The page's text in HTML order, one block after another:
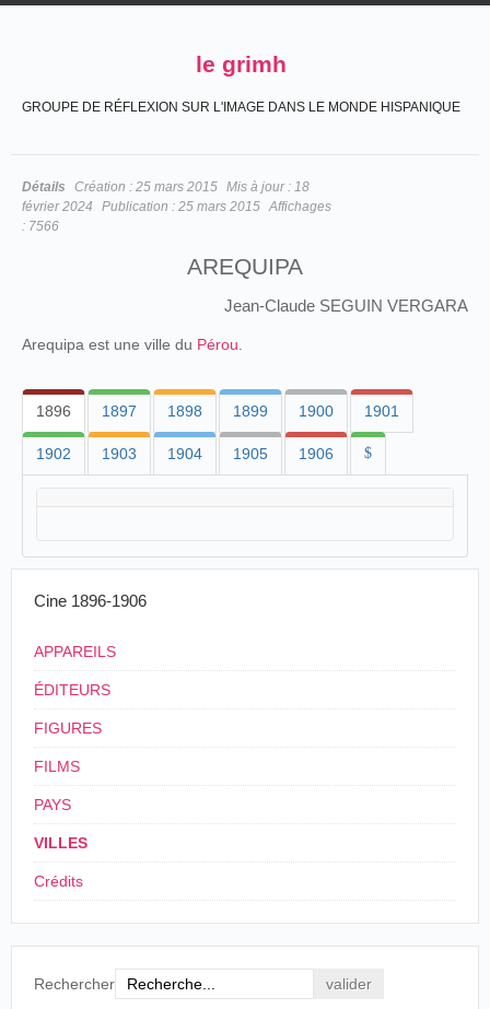
le grimh
GROUPE DE RÉFLEXION SUR L'IMAGE DANS LE MONDE HISPANIQUE
Détails Création : 25 mars 2015 Mis à jour : 18
février 2024
Publication : 25 mars 2015 Affichages
: 7566
AREQUIPA
Jean-Claude SEGUIN VERGARA
Arequipa est une ville du Pérou
1896 1897 1898 1899 1900 1901
1902 1903 1904 1905 1906 $
Cine 1896-1906
APPAREILS
ÉDITEURS
FIGURES
FILMS
PAYS
VILLES
Crédits
Rechercher